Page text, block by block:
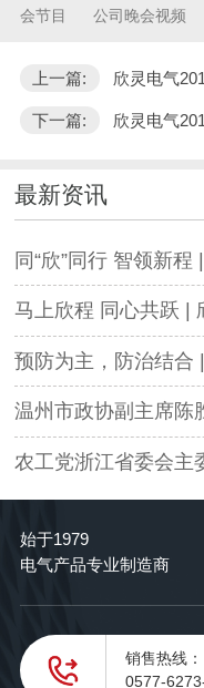
会节目
公司晚会视频
上一篇: 欣灵电气
下一篇: 欣灵电气
最新资讯
同“欣”同行 智领新程 | 欣灵电气
马上欣程 同心共跃 |
预防为主，防治结合 | 欣
温州市政协副主席陈
农工党浙江省委会主委
始于1979
电气产品专业制造商
销售热线：
0577-